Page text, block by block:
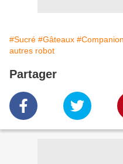
#Sucré #Gâteaux
autres robot
Partager